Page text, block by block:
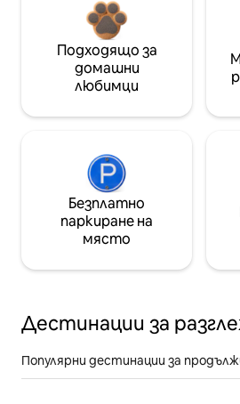
Подходящо за
домашни
любимци
Безплатно
паркиране на
място
Дестинации за
Популярни дестинации за